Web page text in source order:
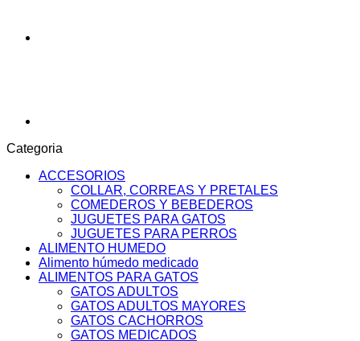
Categoria
ACCESORIOS
COLLAR, CORREAS Y PRETALES
COMEDEROS Y BEBEDEROS
JUGUETES PARA GATOS
JUGUETES PARA PERROS
ALIMENTO HUMEDO
Alimento húmedo medicado
ALIMENTOS PARA GATOS
GATOS ADULTOS
GATOS ADULTOS MAYORES
GATOS CACHORROS
GATOS MEDICADOS